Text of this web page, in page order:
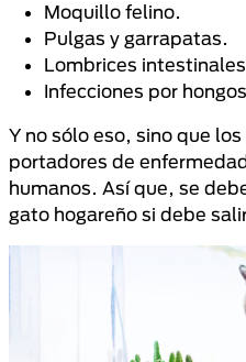
Moquillo felino.
Pulgas y garrapatas.
Lombrices
Infecciones por
Y no sólo eso, sino que
portadores de
humanos. Así que, se
gato hogareño si debe